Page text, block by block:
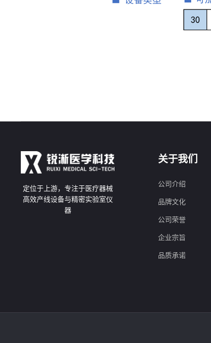
定位于上游，专注于医疗器械
高效产线设备与精密实验室仪
器
关于我们
公司介绍
品牌文化
公司荣誉
企业宗旨
品质承诺